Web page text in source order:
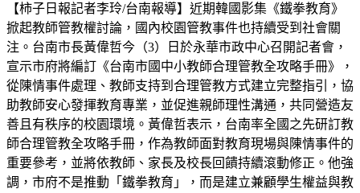
【柿子日報記者李玲/台南報導】近期韓國影集《鐵拳教育》
掀起教師管教權討論，國內校園管教事件也持續受到社會關
注。台南市長黃偉哲今（3）日於永華市政中心召開記者會，
宣示市府將編訂《台南市國中小教師合理管教全攻略手冊》，
從陳情事件處理、教師支持到合理管教方式建立完整指引，協
助教師安心發揮教育專業，並促進親師理性溝通，共同營造友
善且有秩序的校園環境。黃偉哲表示，台南率全國之先研訂教
師合理管教全攻略手冊，作為教師面對教育現場與陳情事件的
重要參考，並將依教師、家長及校長回饋持續滾動修正。他強
調，市府不是推動「鐵拳教育」，而是建立兼顧學生權益與教